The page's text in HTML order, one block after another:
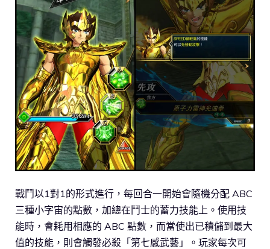
戰鬥以1對1的形式進行，每回合一開始會隨機分配 ABC
三種小字宙的點數，加總在鬥士的蓄力技能上。使用技
能時，會耗用相應的 ABC 點數，而當使出已積儲到最大
值的技能，則會觸發必殺「第七感武藝」。玩家每次可